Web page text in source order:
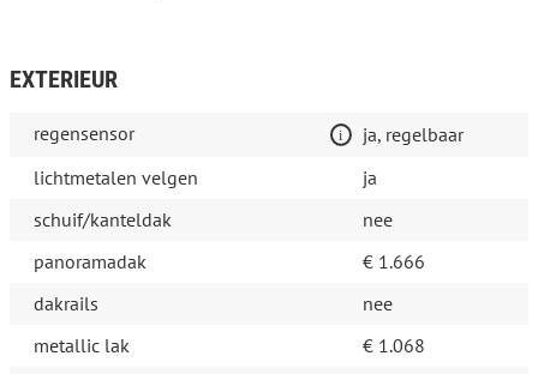
EXTERIEUR
regensensor
ja, regelbaar
lichtmetalen velgen
ja
schuif/kanteldak
nee
panoramadak
€ 1.666
dakrails
nee
metallic lak
€ 1.068